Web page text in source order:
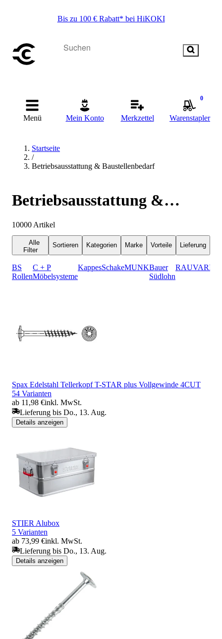
Bis zu 100 € Rabatt* bei HiKOKI
Menü Mein Konto Merkzettel
0
Warenstapler
Startseite
/
Betriebsausstattung & Baustellenbedarf
Betriebsausstattung &
Baustellenbedarf
10000 Artikel
Alle
Filter
Sortieren Kategorien Marke Vorteile Lieferung
BS
Rollen
C + P
Möbelsysteme
KappesSchakeMUNKBauer
Südlohn
RAU
Spax Edelstahl Tellerkopf T-STAR plus Vollgewinde 4CUT
54 Varianten
ab 11,98 €inkl. MwSt.
Lieferung bis Do., 13. Aug.
Details anzeigen
STIER Alubox
5 Varianten
ab 73,99 €inkl. MwSt.
Lieferung bis Do., 13. Aug.
Details anzeigen